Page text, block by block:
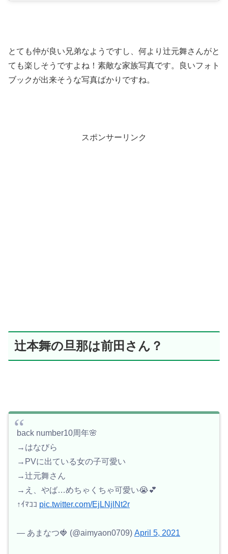
とても仲が良い兄弟なようですし、何より辻元舞さんがと
ても楽しそうですよね！素敵な家族写真です。良いフォト
ブックが出来そうな写真ばかりですね。
スポンサーリンク
辻本舞の旦那は前田さん？
back number10周年🌸
→はなびら
→PVに出ている女の子可愛い
→辻元舞さん
→え、やば…めちゃくちゃ可愛い😭💕
↑ｲﾏｺｺ pic.twitter.com/EjLNjlNt2r
— あまなつ🍓 (@aimyaon0709) April 5, 2021